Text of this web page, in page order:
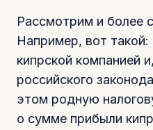
Рассмотрим и более
Например, вот такой:
кипрской компанией
российского
этом родную
о сумме прибыли